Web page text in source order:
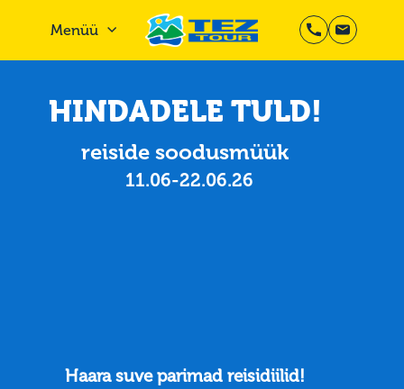
Menüü
reiside soodusmüük
Haara suve parimad reisidiilid!
HINDADELE TULD!
11.06-22.06.26